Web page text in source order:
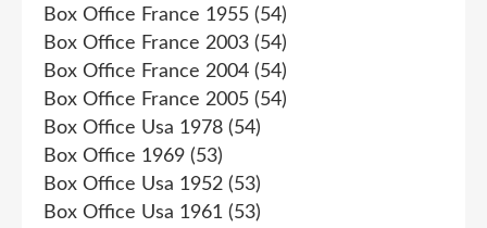
Box Office France 1955 (54)
Box Office France 2003 (54)
Box Office France 2004 (54)
Box Office France 2005 (54)
Box Office Usa 1978 (54)
Box Office 1969 (53)
Box Office Usa 1952 (53)
Box Office Usa 1961 (53)